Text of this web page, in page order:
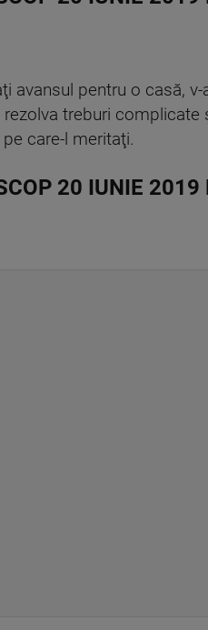
avansul pentru o casă,
rezolva treburi
care-l meritaţi.
20 IUNIE 2019